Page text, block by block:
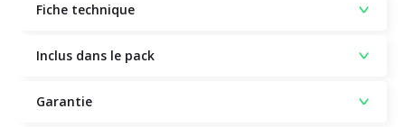
Fiche technique
Inclus dans le pack
Garantie